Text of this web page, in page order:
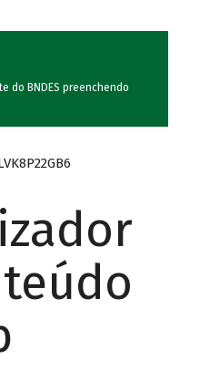
do BNDES preenchendo